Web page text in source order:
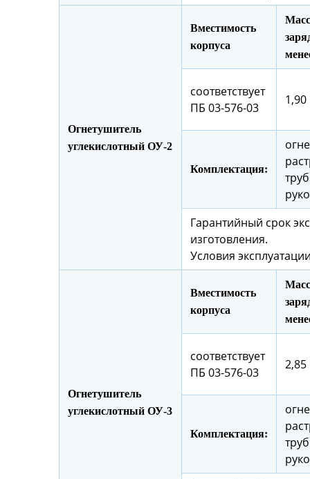
Огнетушитель
углекислотный ОУ-2
Вместимость
корпуса
соответствует
ПБ 03-576-03
1,90
Комплектация:
Гарантийный срок
изготовления.
Условия
Огнетушитель
углекислотный ОУ-3
Вместимость
корпуса
соответствует
ПБ 03-576-03
2,85
Комплектация: